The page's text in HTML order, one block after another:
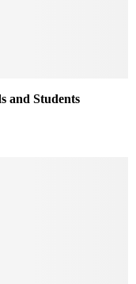
and Students